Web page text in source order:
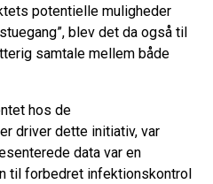
potentielle muligheder
blev det da også til
samtale mellem både
hos de
driver dette initiativ, var
data var en
til forbedret infektionskontrol